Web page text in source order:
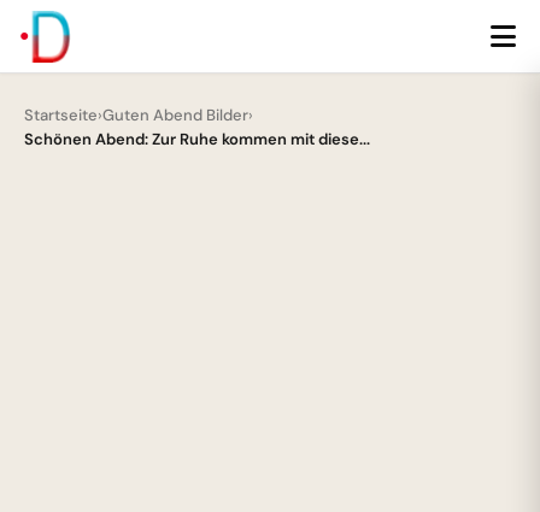
Startseite›Guten Abend Bilder›
Schönen Abend: Zur Ruhe kommen mit diese...